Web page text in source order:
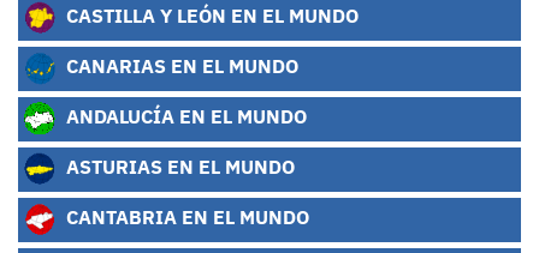
CASTILLA Y LEÓN EN EL MUNDO
CANARIAS EN EL MUNDO
ANDALUCÍA EN EL MUNDO
ASTURIAS EN EL MUNDO
CANTABRIA EN EL MUNDO